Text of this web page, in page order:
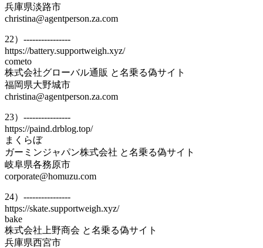
兵庫県淡路市
christina@agentperson.za.com
22）----------------
https://battery.supportweigh.xyz/
cometo
株式会社グローバル通販 と名乗る偽サイト
福岡県大野城市
christina@agentperson.za.com
23）----------------
https://paind.drblog.top/
まくらぼ
ガーミンジャパン株式会社 と名乗る偽サイト
岐阜県各務原市
corporate@homuzu.com
24）----------------
https://skate.supportweigh.xyz/
bake
株式会社上野商会 と名乗る偽サイト
兵庫県西宮市